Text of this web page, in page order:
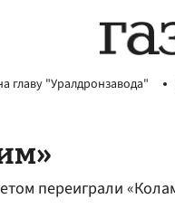
главу "Уралдронзавода"
переиграли